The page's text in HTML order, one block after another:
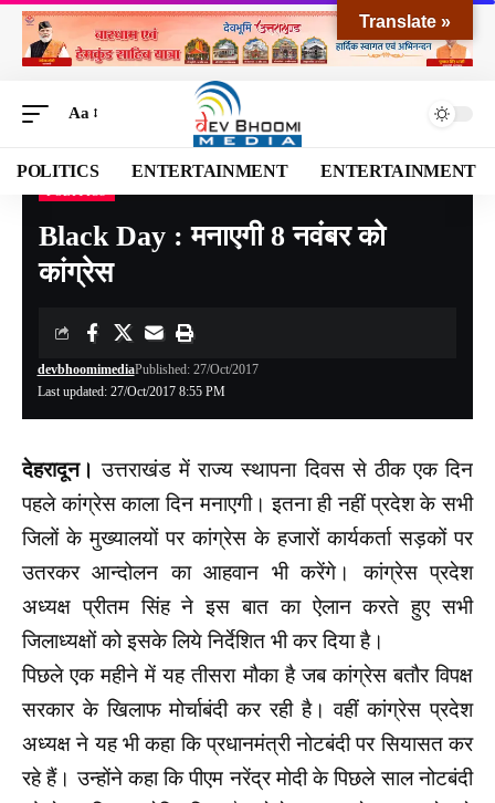
Aa
POLITICS ENTERTAINMENT ENTERTAINMENT
Devbhoomi Media POLITICS>Black Day : मनाएगी 8 नवंबर को कांग्रेस
Black Day : मनाएगी 8 नवंबर को
कांग्रेस
Last updated: 27/Oct/2017 8:55 PM
devbhoomimediaPublished: 27/Oct/2017
देहरादून। उत्तराखंड में राज्य स्थापना दिवस से ठीक एक दिन
पहले कांग्रेस काला दिन मनाएगी। इतना ही नहीं प्रदेश के सभी
जिलों के मुख्यालयों पर कांग्रेस के हजारों कार्यकर्ता सड़कों पर
उतरकर आन्दोलन का आहवान भी करेंगे। कांग्रेस प्रदेश
अध्यक्ष प्रीतम सिंह ने इस बात का ऐलान करते हुए सभी
जिलाध्यक्षों को इसके लिये निर्देशित भी कर दिया है।
पिछले एक महीने में यह तीसरा मौका है जब कांग्रेस बतौर विपक्ष
सरकार के खिलाफ मोर्चाबंदी कर रही है। वहीं कांग्रेस प्रदेश
अध्यक्ष ने यह भी कहा कि प्रधानमंत्री नोटबंदी पर सियासत कर
रहे हैं। उन्होंने कहा कि पीएम नरेंद्र मोदी के पिछले साल नोटबंदी
Translate »